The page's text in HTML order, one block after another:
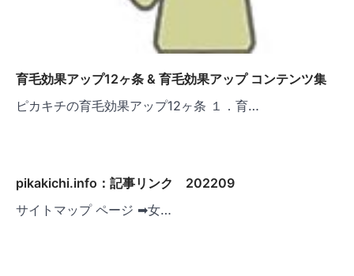
育毛効果アップ12ヶ条 & 育毛効果アップ コンテンツ集
ピカキチの育毛効果アップ12ヶ条 １．育…
pikakichi.info：記事リンク 202209
サイトマップ ページ ➡女…